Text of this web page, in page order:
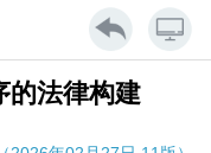
的法律构建